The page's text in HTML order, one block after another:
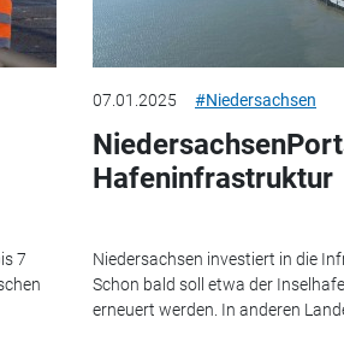
7
07.01.2025 #Niedersachsen
Hafeninfrastruktur
Niedersachsen investiert in die
Schon bald soll etwa der
erneuert werden. In anderen